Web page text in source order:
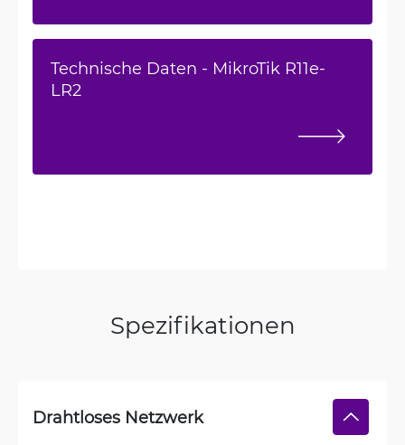
Technische Daten - MikroTik R11e-
LR2
Spezifikationen
Drahtloses Netzwerk